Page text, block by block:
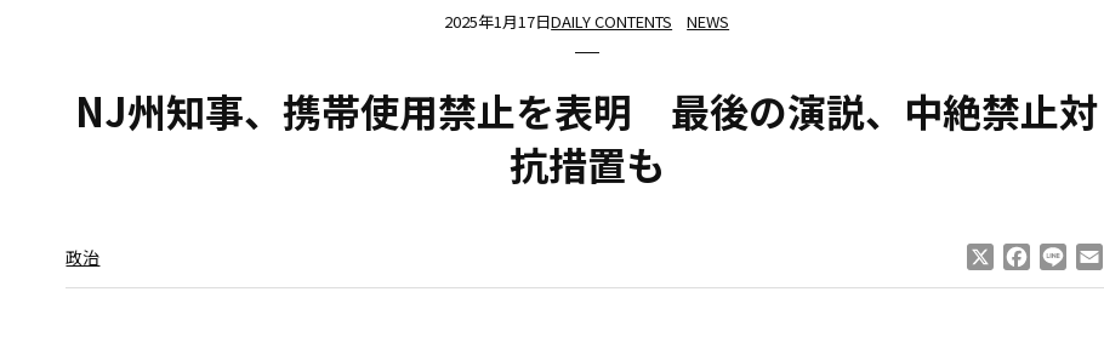
2025年1月17日DAILY CONTENTS NEWS
NJ州知事、携帯使用禁止を表明 最後の演説、中絶禁止対
抗措置も
政治 Facebook
Line